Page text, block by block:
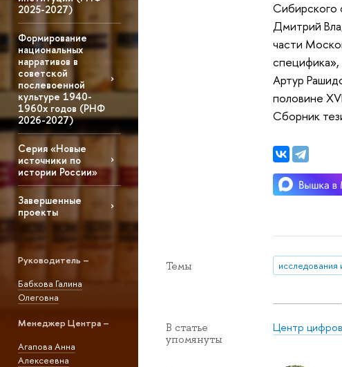
2025-2027)
Формирование
национальных
нарративов в
советской
послевоенной
культуре 1940-
1960х годов (РНФ
2026-2027)
Серия «Новые
источники по
истории России»
Завершенные
проекты
Руководитель –
Бабкова Галина
Олеговна
Менеджер Центра –
Агапова Анна
Алексеевна
Сибирского
Дмитрий
части
специфика»,
Артур
половине
Сборник
Темы исследования
В статье
упомянуты
Центр